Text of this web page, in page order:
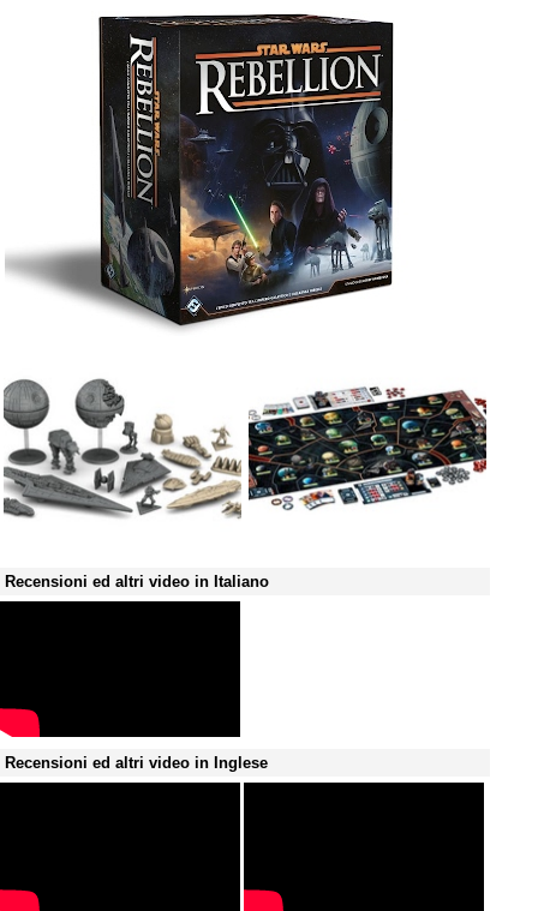
Recensioni ed altri video in Italiano
Recensioni ed altri video in Inglese